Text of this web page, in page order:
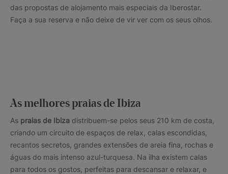
das propostas de alojamento mais especiais da Iberostar.
Faça a sua reserva e não deixe de vir ver com os seus olhos.
As melhores praias de Ibiza
As praias de Ibiza distribuem-se pelos seus 210 km de costa,
criando um circuito de espaços de relax, calas escondidas,
recantos secretos, grandes extensões de areia fina, rochas e
águas do mais intenso azul-turquesa. Na ilha existem calas
para todos os gostos, perfeitas para descansar e relaxar, e